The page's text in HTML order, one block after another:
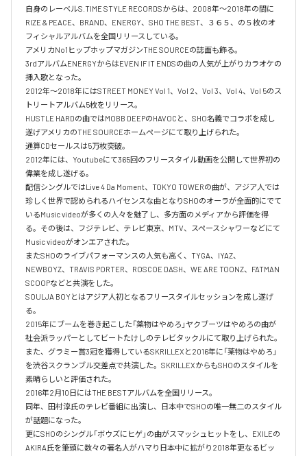
自身のレーベルS.TIME STYLE RECORDSからは、2008年〜2018年の間に
RIZE & PEACE、BRAND、ENERGY、SHO THE BEST、３６５、の５枚のオ
フィシャルアルバムを全国リリースしている。
アメリカNo1ヒップホップマガジンTHE SOURCEの誌面も飾る。
3rdアルバムENERGYからはEVEN IF IT ENDSの曲の人気が上がりカラオケの
挿入歌となった。
2012年〜2018年にはSTREET MONEY Vol 1、Vol 2、Vol 3、Vol 4、Vol 5のス
トリートアルバム5枚をリリース。
HUSTLE HARDの曲ではMOBB DEEPのHAVOCと、SHO名義でコラボを成し
遂げアメリカのTHE SOURCEホームページにて取り上げられた。
通算CDセールスは5万枚突破。
2012年には、Youtubeにて365回のフリースタイル動画を公開して世界初の
偉業を成し遂げる。
配信シングルではLive 4 Da Moment、TOKYO TOWERの曲が、アジア人では
珍しく世界で認められるハイセンスな曲となりSHOのオーラが全面的にでて
いるMusic videoが多くの人々を魅了し、多方面のメディアから評価を得
る。その後は、フジテレビ、テレビ東京、MTV、スペースシャワーなどにて
Music videoがオンエアされた。
またSHOのライブパフォーマンスの人気も高く、TYGA、IYAZ、
NEWBOYZ、TRAVIS PORTER、ROSCOE DASH、WE ARE TOONZ、FATMAN
SCOOPなどと共演をした。
SOULJA BOYとはアジア人初となるフリースタイルセッションを成し遂げ
る。
2015年にブームを巻き起こした「薬物はやめろ」ヤクブーツはやめろの曲が
社会派ラッパーとしてビートたけしのテレビタックルにて取り上げられた。
また、グラミー賞3冠を獲得しているSKRILLEXと2016年に「薬物はやめろ」
を渋谷スクランブル交差点で共演した。SKRILLEXからもSHOのスタイルを
素晴らしいと評価された。
2016年2月10日にはTHE BESTアルバムを全国リリース。
同年、田村淳氏のテレビ番組に出演し、日本中でSHOの唯一無二のスタイル
が話題になった。
更にSHOのシングル「ボウズにヒゲ」の曲がスマッシュヒットをし、EXILEの
AKIRA氏を筆頭に数々の著名人がハマり日本中に拡がり2018年更なるビッ